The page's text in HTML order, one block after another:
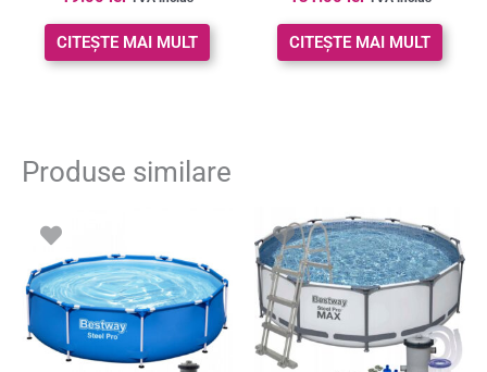
CITEȘTE MAI MULT CITEȘTE MAI MULT
Produse similare